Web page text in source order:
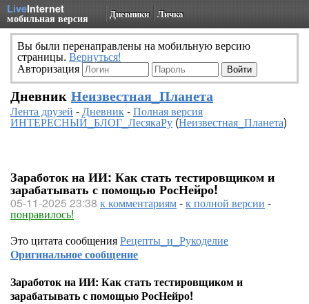
LiveInternet
мобильная версия Дневники Личка
Вы были перенаправлены на мобильную версию
страницы. Вернуться!
Авторизация
Дневник Неизвестная_Планета
Лента друзей -Дневник-Полная версия
ИНТЕРЕСНЫЙ_БЛОГ_ЛесякаРу(Неизвестная_Планета)
Заработок на ИИ: Как стать тестировщиком и
зарабатывать с помощью РосНейро!
05-11-2025 23:38 к комментариям-к полной версии -
понравилось!
Это цитата сообщенияРецепты_и_Рукоделие
Оригинальное сообщение
Заработок на ИИ: Как стать тестировщиком и
зарабатывать с помощью РосНейро!